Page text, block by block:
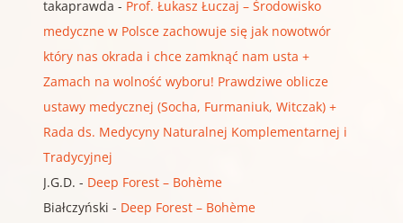
takaprawda - Prof. Łukasz Łuczaj – Środowisko
medyczne w Polsce zachowuje się jak nowotwór
który nas okrada i chce zamknąć nam usta +
Zamach na wolność wyboru! Prawdziwe oblicze
ustawy medycznej (Socha, Furmaniuk, Witczak) +
Rada ds. Medycyny Naturalnej Komplementarnej i
Tradycyjnej
J.G.D. - Deep Forest – Bohème
Białczyński - Deep Forest – Bohème